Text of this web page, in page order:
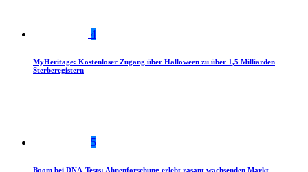
4
MyHeritage: Kostenloser Zugang über Halloween zu über 1,5 Milliarden
Sterberegistern
5
Boom bei DNA-Tests: Ahnenforschung erlebt rasant wachsenden Markt